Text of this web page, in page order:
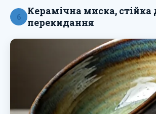
6
Керамічна миска, стійка
перекидання